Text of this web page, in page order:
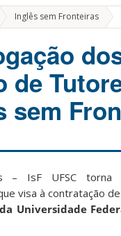
Inglês sem Fronteiras »
de
sem
– IsF UFSC torna
visa à contratação
Universidade